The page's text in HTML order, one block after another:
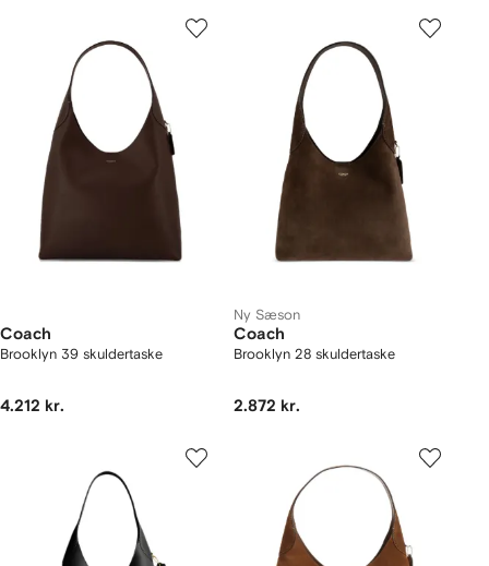
Coach
Brooklyn 39 skuldertaske
4.212 kr.
Ny Sæson
Coach
Brooklyn 28 skuldertaske
2.872 kr.